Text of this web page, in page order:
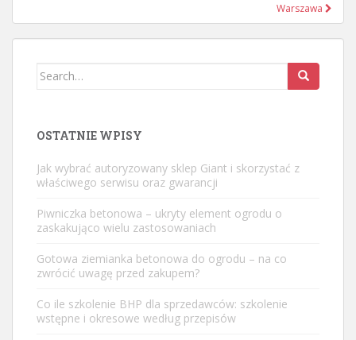
Warszawa
Search
OSTATNIE WPISY
Jak wybrać autoryzowany sklep Giant i skorzystać z
właściwego serwisu oraz gwarancji
Piwniczka betonowa – ukryty element ogrodu o
zaskakująco wielu zastosowaniach
Gotowa ziemianka betonowa do ogrodu – na co
zwrócić uwagę przed zakupem?
Co ile szkolenie BHP dla sprzedawców: szkolenie
wstępne i okresowe według przepisów